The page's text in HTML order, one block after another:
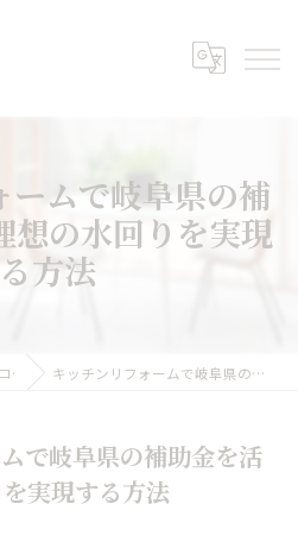
ームで岐阜県の補
想の水回りを実現
方法
コラム キッチンリフォームで岐阜県の補助金を活用し理想の水回りを実現する方法
で岐阜県の補助金を活
実現する方法